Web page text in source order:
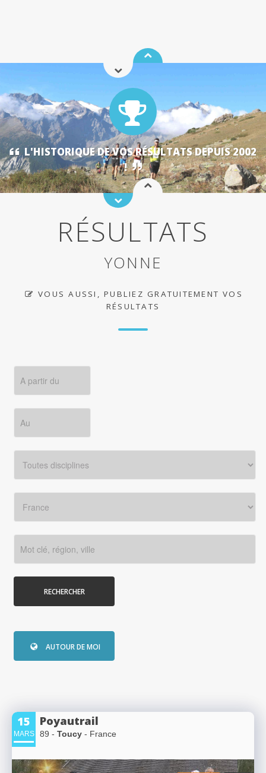
L'HISTORIQUE DE VOS RÉSULTATS DEPUIS 2002
!
RÉSULTATS
YONNE
VOUS AUSSI, PUBLIEZ GRATUITEMENT VOS
RÉSULTATS
RECHERCHER
AUTOUR DE MOI
15
MARS
Poyautrail
89 - Toucy - France